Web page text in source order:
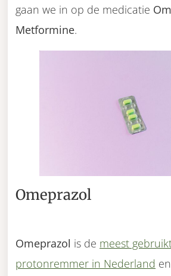
gaan we in op de medicatie
Metformine.
Omeprazol
Omeprazol is de meest
protonremmer in Nederland